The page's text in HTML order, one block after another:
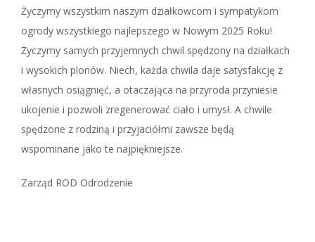
Życzymy wszystkim naszym działkowcom i sympatykom
ogrody wszystkiego najlepszego w Nowym 2025 Roku!
Życzymy samych przyjemnych chwil spędzony na działkach
i wysokich plonów. Niech, każda chwila daje satysfakcję z
własnych osiągnięć, a otaczająca na przyroda przyniesie
ukojenie i pozwoli zregenerować ciało i umysł. A chwile
spędzone z rodziną i przyjaciółmi zawsze będą
wspominane jako te najpiękniejsze.
Zarząd ROD Odrodzenie